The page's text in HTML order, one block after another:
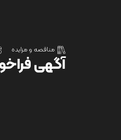
مناقصه و مزایده
آگهی